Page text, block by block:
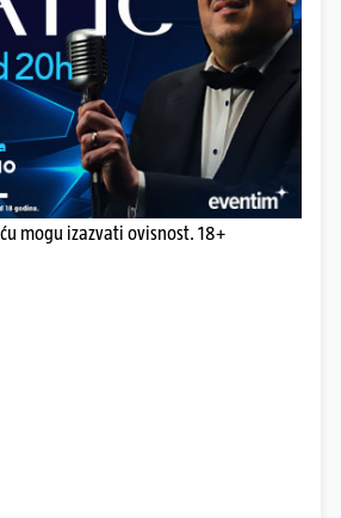
mogu izazvati ovisnost. 18+